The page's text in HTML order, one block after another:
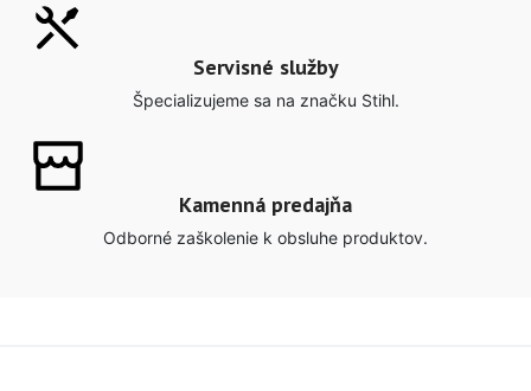
Servisné služby
Špecializujeme sa na značku Stihl.
Kamenná predajňa
Odborné zaškolenie k obsluhe produktov.